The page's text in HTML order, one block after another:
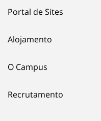
Portal de Sites
Alojamento
O Campus
Recrutamento